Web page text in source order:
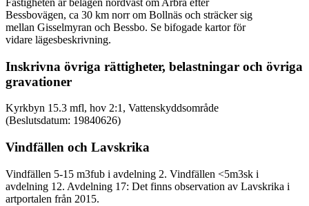
Bessbovägen, ca 30 km norr om Bollnäs och sträcker sig
mellan Gisselmyran och Bessbo. Se bifogade kartor för
vidare lägesbeskrivning.
Inskrivna övriga rättigheter, belastningar och övriga
gravationer
Kyrkbyn 15.3 mfl, hov 2:1, Vattenskyddsområde
(Beslutsdatum: 19840626)
Vindfällen och Lavskrika
Vindfällen 5-15 m3fub i avdelning 2. Vindfällen <5m3sk i
avdelning 12. Avdelning 17: Det finns observation av Lavskrika i
artportalen från 2015.